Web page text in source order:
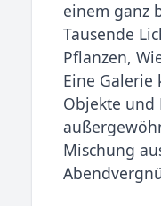
einem ganz
Tausende
Pflanzen,
Eine
Objekte und
Mischung